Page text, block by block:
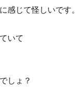
感じて怪しいです。
いて
しょ？